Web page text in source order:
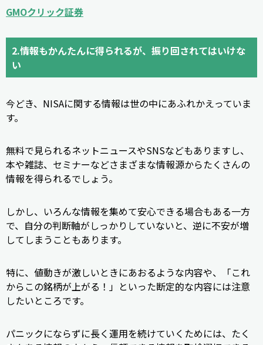
GMOクリック証券
2.情報もかんたんに得られるが、振り回されてはいけな
い
今どき、NISAに関する情報は世の中にあふれかえっていま
す。
無料で見られるネットニュースやSNSなどもありますし、
本や雑誌、セミナーなどさまざまな情報源からたくさんの
情報を得られるでしょう。
しかし、いろんな情報を集めて安心できる場合もある一方
で、自分の判断軸がしっかりしていないと、逆に不安が増
してしまうこともあります。
特に、値動きが激しいときにあおるような内容や、「これ
からこの銘柄が上がる！」といった断定的な内容には注意
したいところです。
パニックにならずに長く運用を続けていくためには、たく